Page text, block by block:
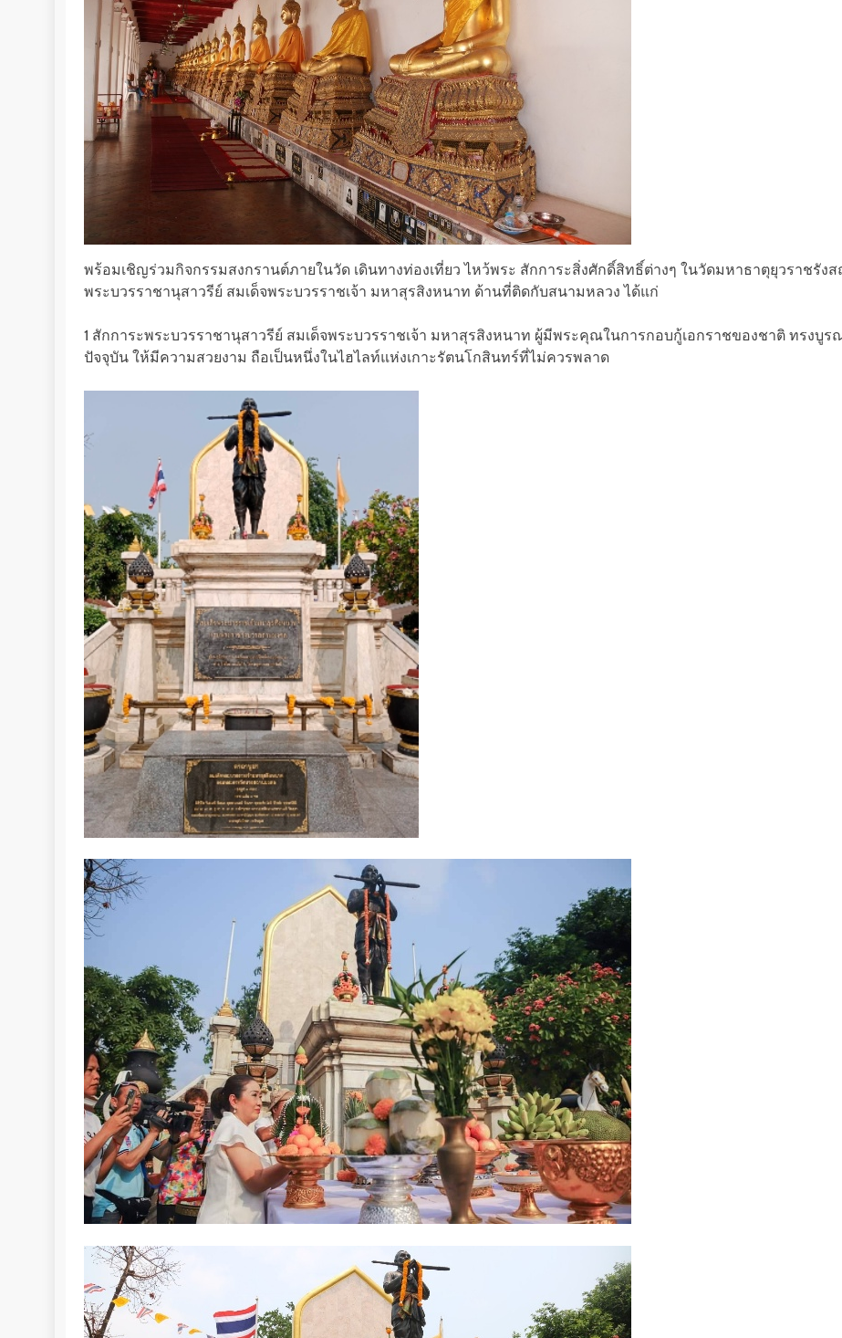
พร้อมเชิญร่วมกิจกรรมสงกรานต์ภายในวัด เดินทางท่องเที่ยว ไหว้พระ สักการะสิ่งศักดิ์สิทธิ์ต่างๆ ในวัดมหาธาตุยุวราชรัง
พระบวรราชานุสาวรีย์ สมเด็จพระบวรราชเจ้า มหาสุรสิงหนาท ด้านที่ติดกับสนามหลวง ได้แก่
1 สักการะพระบวรราชานุสาวรีย์ สมเด็จพระบวรราชเจ้า มหาสุรสิงหนาท ผู้มีพระคุณในการกอบกู้เอกราชของชาติ ทรงบู
ปัจจุบัน ให้มีความสวยงาม ถือเป็นหนึ่งในไฮไลท์แห่งเกาะรัตนโกสินทร์ที่ไม่ควรพลาด